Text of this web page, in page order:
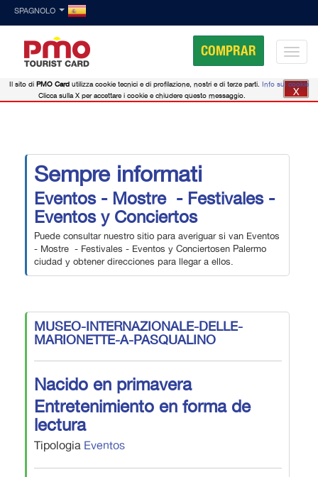
SPAGNOLO
COMPRAR
Sempre informati
Eventos - Mostre - Festivales -
Eventos y Conciertos
Puede consultar nuestro sitio para averiguar si van Eventos
- Mostre - Festivales - Eventos y Conciertosen Palermo
ciudad y obtener direcciones para llegar a ellos.
MUSEO-INTERNAZIONALE-DELLE-
MARIONETTE-A-PASQUALINO
Nacido en primavera
Entretenimiento en forma de
lectura
Tipologia Eventos
Il sito di PMO Card utilizza cookie tecnici e di profilazione, nostri e di terze parti. Info sui cookie
Clicca sulla X per accettare i cookie e chiudere questo messaggio.
X